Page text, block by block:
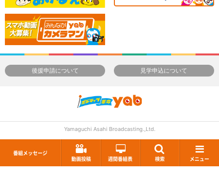
番組メッセージ
動画投稿
週間番組表 検索 メニュー
後援申請について 見学申込について
Yamaguchi Asahi Broadcasting.,Ltd.